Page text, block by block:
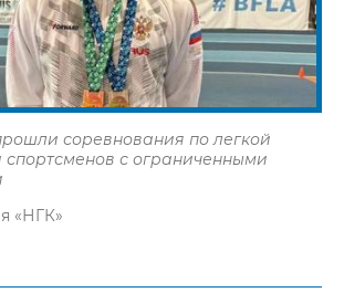
соревнования по легкой
спортсменов с ограниченными
«НГК»